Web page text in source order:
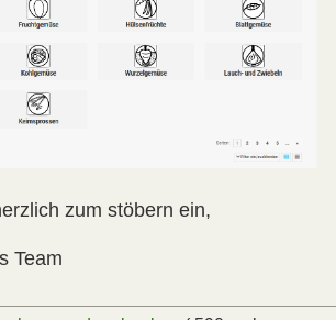
zum stöbern ein,
Team